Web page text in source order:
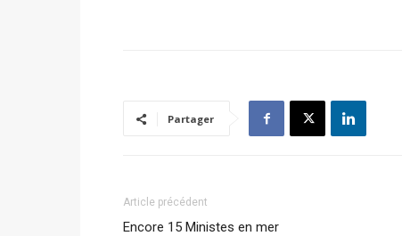
Partager
Article précédent
Encore 15 Ministes en mer